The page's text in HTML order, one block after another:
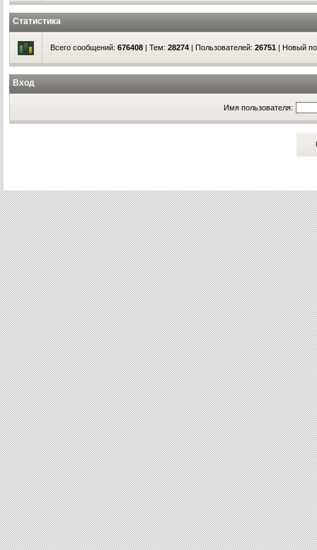
Статистика
Всего сообщений: 676408 | Тем: 28274 | Пользователей: 26751 | Новый
Вход
Имя пользователя: